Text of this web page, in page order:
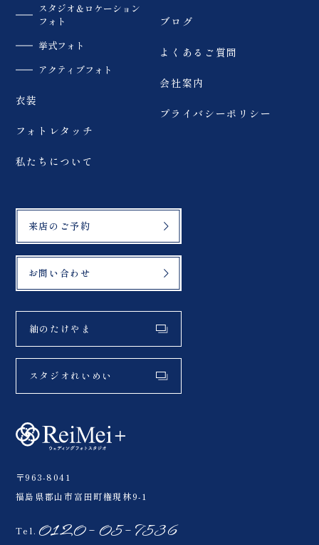
〒963-8041
福島県郡山市富田町権現林9-1
Tel. 0120-05-7536
スタジオ＆ロケーション
フォト
挙式フォト
アクティブフォト
衣装
フォトレタッチ
私たちについて
ブログ
よくあるご質問
会社案内
プライバシーポリシー
来店のご予約
お問い合わせ
紬のたけやま
スタジオれいめい